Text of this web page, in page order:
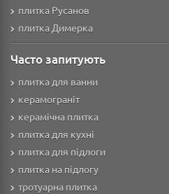
плитка Русанов
плитка Димерка
Часто запитують
плитка для ванни
керамограніт
керамічна плитка
плитка для кухні
плитка для підлоги
плитка на підлогу
тротуарна плитка